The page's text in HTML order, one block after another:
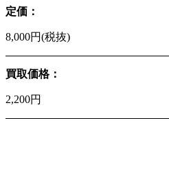
定価：
8,000円(税抜)
買取価格：
2,200円